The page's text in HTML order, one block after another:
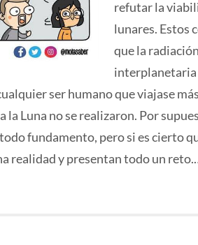
refutar la
lunares. Estos
que la
interplanetaria
ser humano que viajase
la Luna no se realizaron. Por
fundamento, pero si es cierto
realidad y presentan todo un